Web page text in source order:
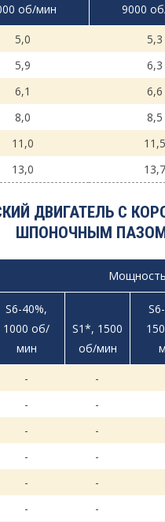
об/мин 9000
5,0 5,3
5,9 6,3
6,1 6,6
8,0 8,5
11,0 11,5
13,0 13,7
ДВИГАТЕЛЬ С
ШПОНОЧНЫМ
S6-40%,
1000 об/
мин
S1*, 1500
об/мин
- -
- -
- -
- -
- -
- -